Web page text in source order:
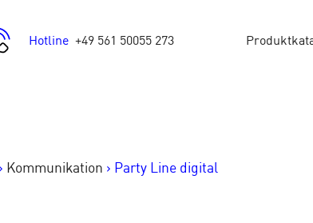
Hotline+49 561 50055 273
> Kommunikation > Party Line digital